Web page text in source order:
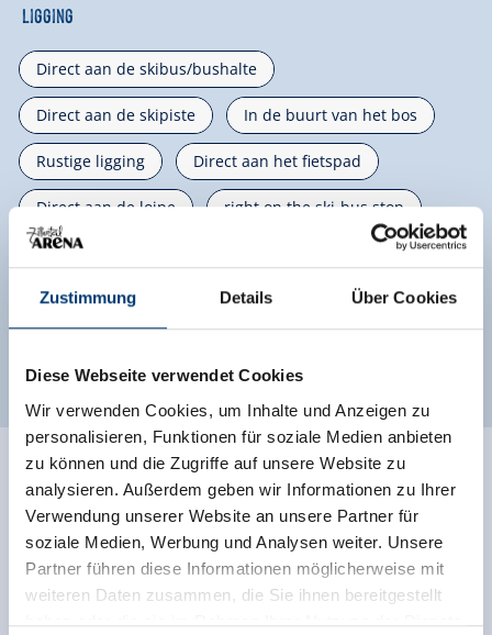
Zustimmung Details Über Cookies
Diese Webseite verwendet Cookies
Wir verwenden Cookies, um Inhalte und Anzeigen zu
personalisieren, Funktionen für soziale Medien anbieten
zu können und die Zugriffe auf unsere Website zu
analysieren. Außerdem geben wir Informationen zu Ihrer
Verwendung unserer Website an unsere Partner für
soziale Medien, Werbung und Analysen weiter. Unsere
Partner führen diese Informationen möglicherweise mit
weiteren Daten zusammen, die Sie ihnen bereitgestellt
haben oder die sie im Rahmen Ihrer Nutzung der Dienste
Ligging
Direct aan de skibus/bushalte
Direct aan de skipiste In de buurt van het bos
Rustige ligging Direct aan het fietspad
Direct aan de loipe right on the ski-bus stop
gelegen in het dal Stadsrand
Ratings